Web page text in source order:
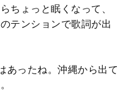
ちょっと眠くなって、
テンションで歌詞が出
あったね。沖縄から出て